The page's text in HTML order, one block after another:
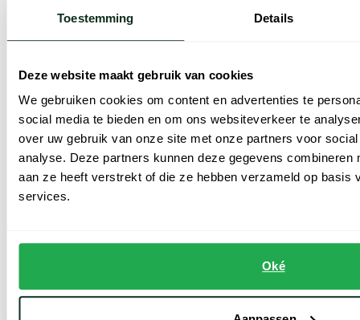
Toestemming Details
Deze website maakt gebruik van cookies
We gebruiken cookies om content en advertenties te
social media te bieden en om ons websiteverkeer te
over uw gebruik van onze site met onze partners voor
analyse. Deze partners kunnen deze gegevens combineren
aan ze heeft verstrekt of die ze hebben verzameld op basis
services.
Oké
Camel pantalon flat front Bonn bio katoen
€ 129,99€ 103,99
-
20%
chino Rio beige effen
€ 119,99€ 95,99
-
20%